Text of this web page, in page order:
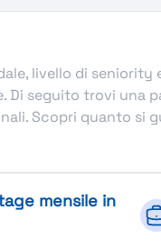
livello di seniority
seguito trovi una
Scopri quanto si
mensile in